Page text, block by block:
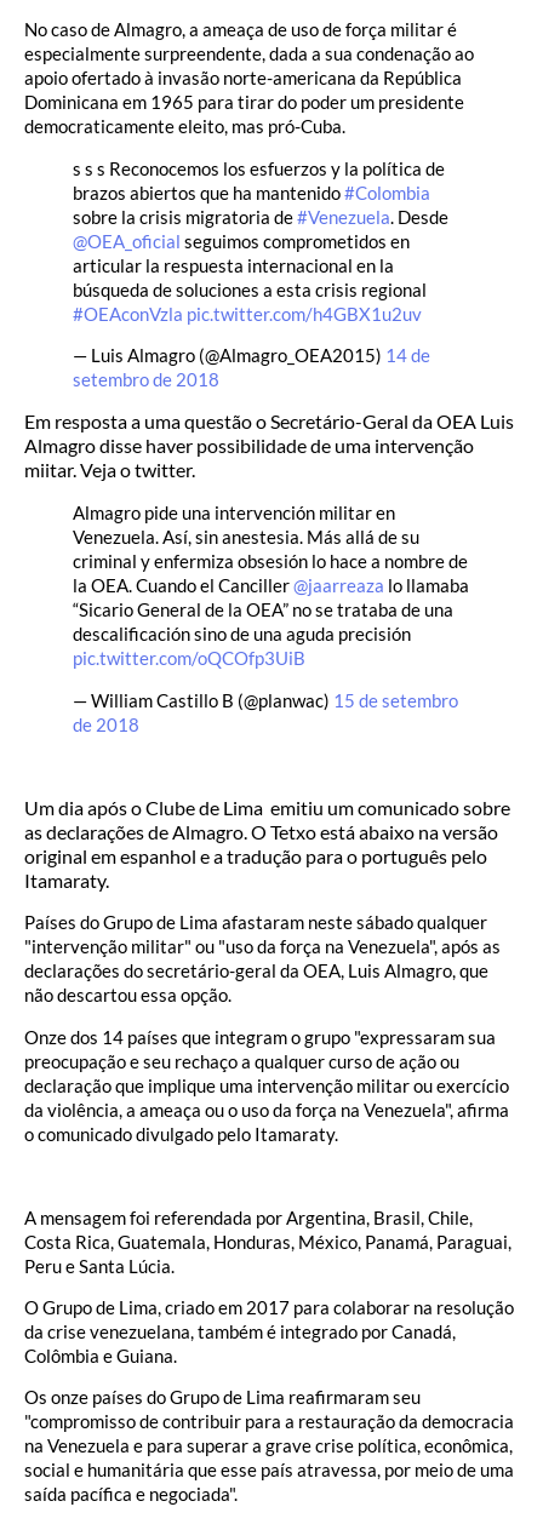
No caso de Almagro, a ameaça de uso de força militar é
especialmente surpreendente, dada a sua condenação ao
apoio ofertado à invasão norte-americana da República
Dominicana em 1965 para tirar do poder um presidente
democraticamente eleito, mas pró-Cuba.
s s s Reconocemos los esfuerzos y la política de
brazos abiertos que ha mantenido#Colombia
sobre la crisis migratoria de#Venezuela. Desde
@OEA_oficial seguimos comprometidos en
articular la respuesta internacional en la
búsqueda de soluciones a esta crisis regional
#OEAconVzla pic.twitter.com/h4GBX1u2uv
— Luis Almagro (@Almagro_OEA2015) 14 de
setembro de 2018
Em resposta a uma questão o Secretário-Geral da OEA Luis
Almagro disse haver possibilidade de uma intervenção
miitar. Veja o twitter.
Almagro pide una intervención militar en
Venezuela. Así, sin anestesia. Más allá de su
criminal y enfermiza obsesión lo hace a nombre de
la OEA. Cuando el Canciller@jaarreaza lo llamaba
“Sicario General de la OEA” no se trataba de una
descalificación sino de una aguda precisión
pic.twitter.com/oQCOfp3UiB
— William Castillo B (@planwac) 15 de setembro
de 2018
Um dia após o Clube de Lima emitiu um comunicado sobre
as declarações de Almagro. O Tetxo está abaixo na versão
original em espanhol e a tradução para o português pelo
Itamaraty.
Países do Grupo de Lima afastaram neste sábado qualquer
"intervenção militar" ou "uso da força na Venezuela", após as
declarações do secretário-geral da OEA, Luis Almagro, que
não descartou essa opção.
Onze dos 14 países que integram o grupo "expressaram sua
preocupação e seu rechaço a qualquer curso de ação ou
declaração que implique uma intervenção militar ou exercício
da violência, a ameaça ou o uso da força na Venezuela", afirma
o comunicado divulgado pelo Itamaraty.
A mensagem foi referendada por Argentina, Brasil, Chile,
Costa Rica, Guatemala, Honduras, México, Panamá, Paraguai,
Peru e Santa Lúcia.
O Grupo de Lima, criado em 2017 para colaborar na resolução
da crise venezuelana, também é integrado por Canadá,
Colômbia e Guiana.
Os onze países do Grupo de Lima reafirmaram seu
"compromisso de contribuir para a restauração da democracia
na Venezuela e para superar a grave crise política, econômica,
social e humanitária que esse país atravessa, por meio de uma
saída pacífica e negociada".